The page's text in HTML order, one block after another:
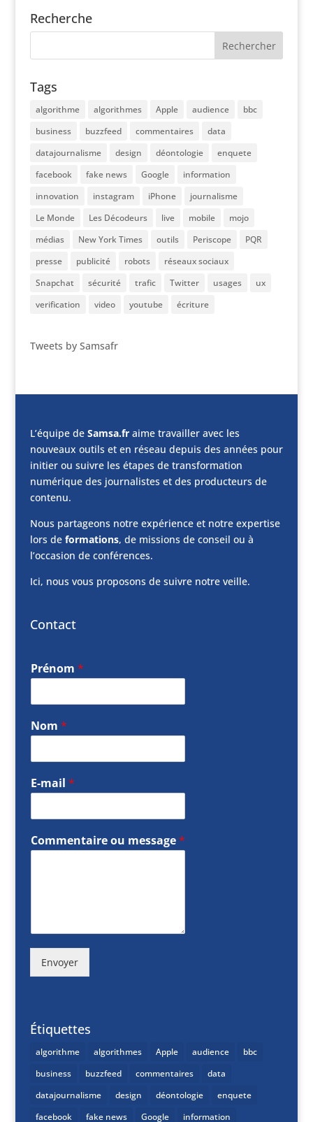
Recherche
Tags
algorithme algorithmes Apple audience
bbc
business
buzzfeed commentaires
data
datajournalisme
design déontologie
enquete
facebook
fake news Google
information
innovation
instagram iPhone
journalisme
Le Monde
Les Décodeurs live mobile
mojo
médias
New York Times outils Periscope
PQR
presse
publicité robots
réseaux sociaux
Snapchat
sécurité trafic Twitter usages
ux
verification
video youtube écriture
Tweets by Samsafr
L’équipe de Samsa.fraime travailler avec les
nouveaux outils et en réseau depuis des années pour
initier ou suivre les étapes de transformation
numérique des journalistes et des producteurs de
contenu.
Nous partageons notre expérience et notre expertise
lors de formations, de missions de conseil ou à
l’occasion de conférences.
Ici, nous vous proposons de suivre notre veille.
Contact
Prénom *
Nom *
E-mail *
Commentaire ou message*
Envoyer
Étiquettes
algorithme algorithmes Apple audience
bbc
business
buzzfeed commentaires
data
datajournalisme
design déontologie
enquete
facebook
fake news Google information